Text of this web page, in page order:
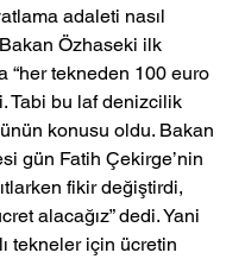
adaleti nasıl
Özhaseki ilk
“her tekneden 100 euro
Tabi bu laf denizcilik
konusu oldu. Bakan
gün Fatih Çekirge’nin
fikir değiştirdi,
alacağız” dedi. Yani
tekneler için ücretin